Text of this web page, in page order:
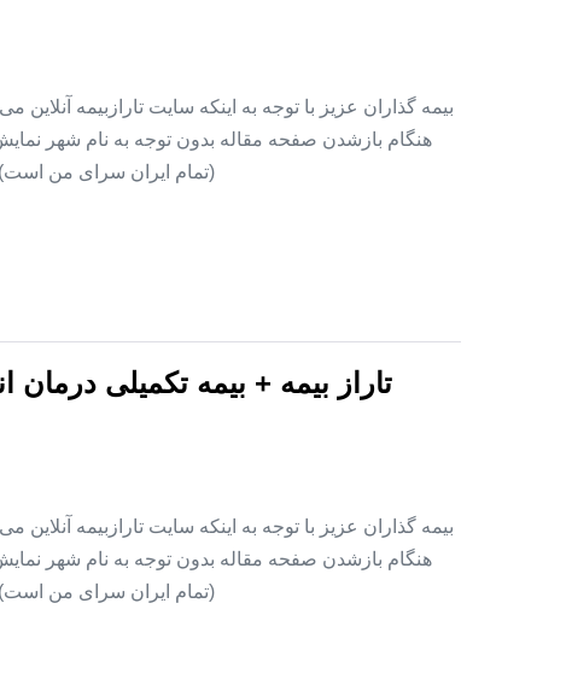
بیمه گذاران عزیز با توجه به اینکه سایت تارازبیمه
هنگام بازشدن صفحه مقاله بدون توجه به نام شهر نمایش
(تمام ایران سرای من است)
تاراز بیمه + بیمه تکمیلی
بیمه گذاران عزیز با توجه به اینکه سایت تارازبیمه
هنگام بازشدن صفحه مقاله بدون توجه به نام شهر نمایش
(تمام ایران سرای من است)